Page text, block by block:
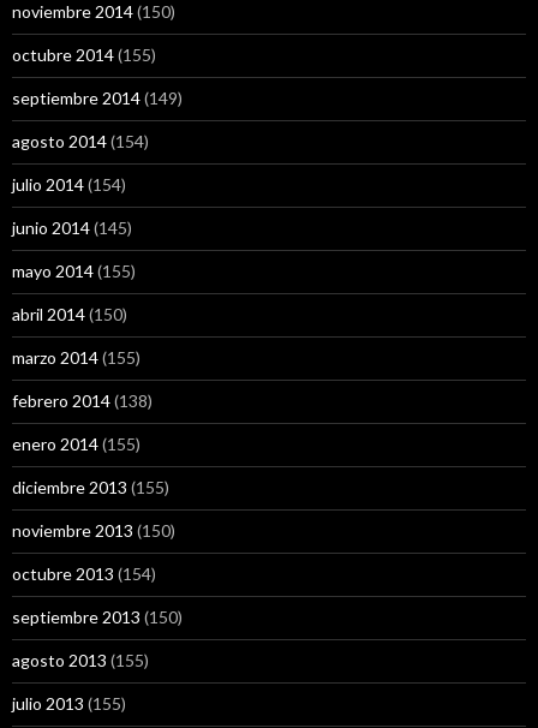
noviembre 2014(150)
octubre 2014(155)
septiembre 2014(149)
agosto 2014(154)
julio 2014(154)
junio 2014(145)
mayo 2014(155)
abril 2014(150)
marzo 2014(155)
febrero 2014(138)
enero 2014(155)
diciembre 2013 (155)
noviembre 2013 (150)
octubre 2013 (154)
septiembre 2013 (150)
agosto 2013 (155)
julio 2013 (155)